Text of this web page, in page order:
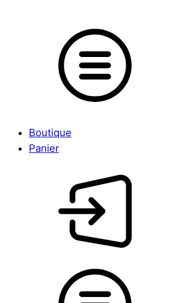
Boutique
Panier